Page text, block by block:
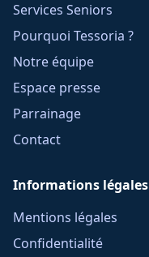
Services Seniors
Pourquoi Tessoria ?
Notre équipe
Espace presse
Parrainage
Contact
Informations légales
Mentions légales
Confidentialité